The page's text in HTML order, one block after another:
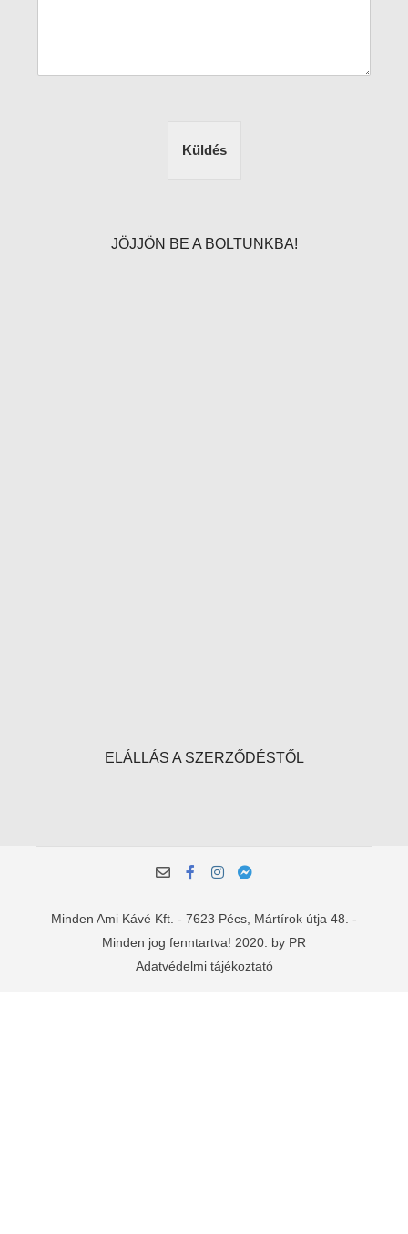
Küldés
JÖJJÖN BE A BOLTUNKBA!
ELÁLLÁS A SZERZŐDÉSTŐL
Minden Ami Kávé Kft. - 7623 Pécs, Mártírok útja 48. -
Minden jog fenntartva! 2020. by PR
Adatvédelmi tájékoztató